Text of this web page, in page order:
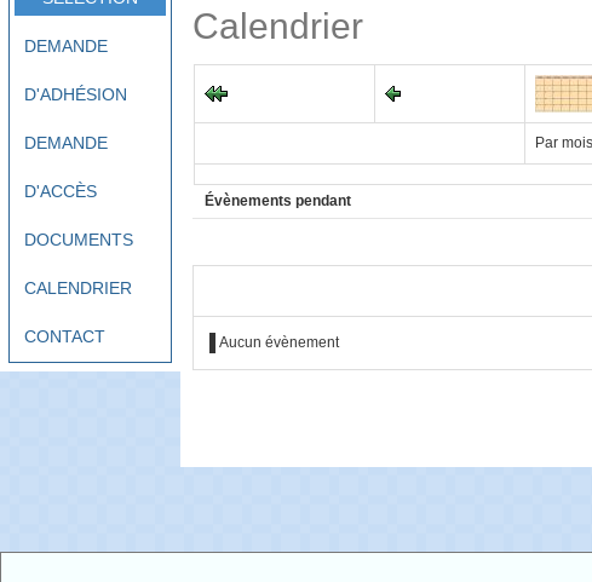
DEMANDE
D'ADHÉSION
DEMANDE
D'ACCÈS
DOCUMENTS
CALENDRIER
CONTACT
Calendrier
Par mois
Évènements pendant
Aucun évènement